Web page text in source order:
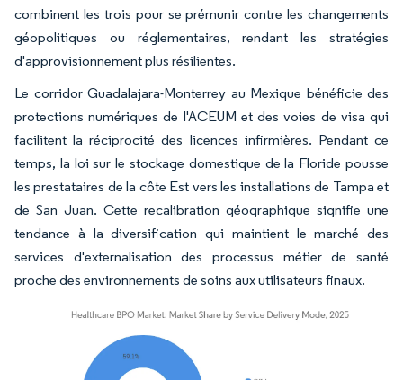
combinent les trois pour se prémunir contre les changements
géopolitiques ou réglementaires, rendant les stratégies
d'approvisionnement plus résilientes.
Le corridor Guadalajara-Monterrey au Mexique bénéficie des
protections numériques de l'ACEUM et des voies de visa qui
facilitent la réciprocité des licences infirmières. Pendant ce
temps, la loi sur le stockage domestique de la Floride pousse
les prestataires de la côte Est vers les installations de Tampa et
de San Juan. Cette recalibration géographique signifie une
tendance à la diversification qui maintient le marché des
services d'externalisation des processus métier de santé
proche des environnements de soins aux utilisateurs finaux.